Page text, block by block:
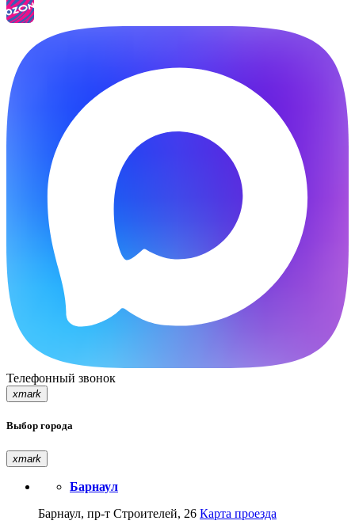
Телефонный звонок
xmark
Выбор города
xmark
Барнаул
Барнаул, пр-т Строителей, 26 Карта проезда